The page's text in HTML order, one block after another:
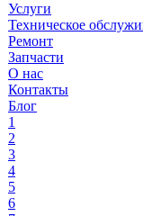
Услуги
Техническое
Ремонт
Запчасти
О нас
Контакты
Блог
1
2
3
4
5
6